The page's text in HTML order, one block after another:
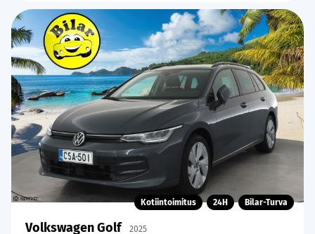
Kotiintoimitus 24H Bilar-Turva
Volkswagen Golf 2025